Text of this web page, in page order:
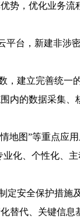
势，优化业务
台，新建非涉
建立完善统一
内的数据采集
地图”等重点应
化、个性化、
安全保护措施
替代、关键信